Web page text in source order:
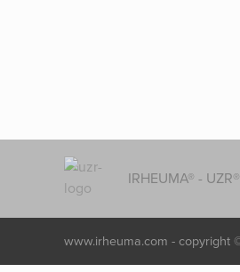
IRHEUMA® -
www.irheuma.com - copyright